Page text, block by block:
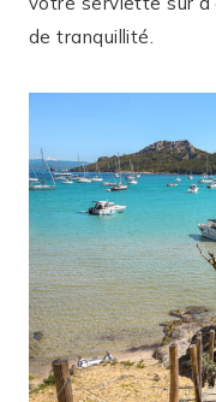
de tranquillité.